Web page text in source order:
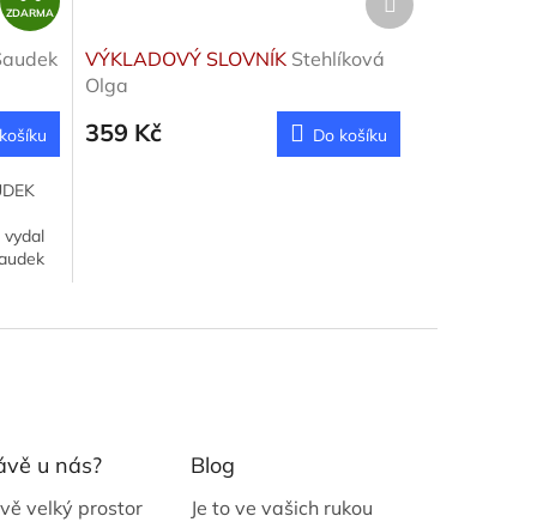
D
A
M
A
ZDARMA
VÝKLADOVÝ SLOVNÍK Stehlíková
Olga
359 Kč Do košíku
produkt
u nás?
velký prostor
Blog
Je to ve vašich rukou